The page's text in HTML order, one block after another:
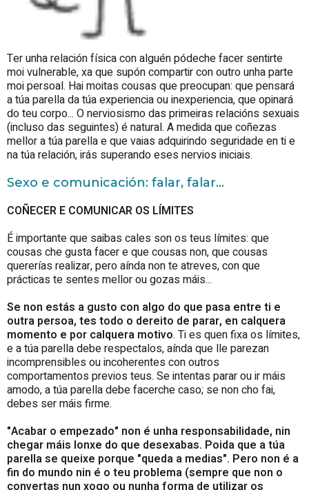
Ter unha relación física con alguén pódeche facer sentirte
moi vulnerable, xa que supón compartir con outro unha parte
moi persoal. Hai moitas cousas que preocupan: que pensará
a túa parella da túa experiencia ou inexperiencia, que opinará
do teu corpo... O nerviosismo das primeiras relacións sexuais
(incluso das seguintes) é natural. A medida que coñezas
mellor a túa parella e que vaias adquirindo seguridade en ti e
na túa relación, irás superando eses nervios iniciais.
Sexo e comunicación: falar, falar...
COÑECER E COMUNICAR OS LÍMITES
É importante que saibas cales son os teus límites: que
cousas che gusta facer e que cousas non, que cousas
quererías realizar, pero aínda non te atreves, con que
prácticas te sentes mellor ou gozas máis...
Se non estás a gusto con algo do que pasa entre ti e
outra persoa, tes todo o dereito de parar, en calquera
momento e por calquera motivo. Ti es quen fixa os límites,
e a túa parella debe respectalos, aínda que lle parezan
incomprensibles ou incoherentes con outros
comportamentos previos teus. Se intentas parar ou ir máis
amodo, a túa parella debe facerche caso; se non cho fai,
debes ser máis firme.
"Acabar o empezado" non é unha responsabilidade, nin
chegar máis lonxe do que desexabas. Poida que a túa
parella se queixe porque "queda a medias". Pero non é a
fin do mundo nin é o teu problema (sempre que non o
convertas nun xogo ou nunha forma de utilizar os